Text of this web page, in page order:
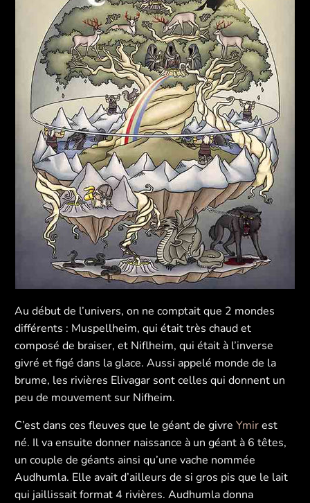
Au début de l’univers, on ne comptait que 2 mondes
différents : Muspellheim, qui était très chaud et
composé de braiser, et Niflheim, qui était à l’inverse
givré et figé dans la glace. Aussi appelé monde de la
brume, les rivières Elivagar sont celles qui donnent un
peu de mouvement sur Nifheim.
C’est dans ces fleuves que le géant de givreYmirest
né. Il va ensuite donner naissance à un géant à 6 têtes,
un couple de géants ainsi qu’une vache nommée
Audhumla. Elle avait d’ailleurs de si gros pis que le lait
qui jaillissait format 4 rivières. Audhumla donna